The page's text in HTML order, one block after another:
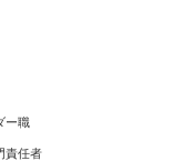
ー職
責任者